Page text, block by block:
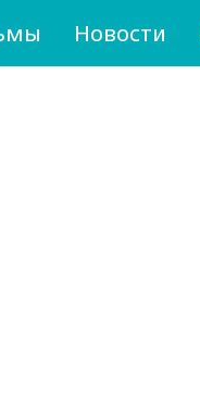
Новости